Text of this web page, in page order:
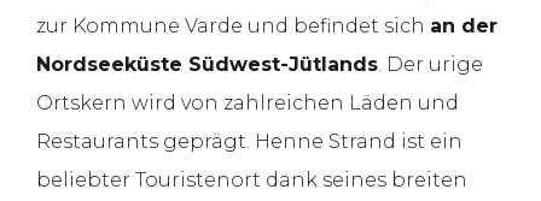
zur Kommune Varde und befindet sich an der
Nordseeküste Südwest-Jütlands . Der urige
Ortskern wird von zahlreichen Läden und
Restaurants geprägt. Henne Strand ist ein
beliebter Touristenort dank seines breiten